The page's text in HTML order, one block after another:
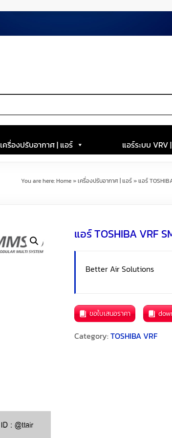
เครื่องปรับอากาศ | แอร์ แอร์ระบบ VRV
You are here:Home»เครื่องปรับอากาศ | แอร์»แอร์
แอร์ TOSHIBA VRF
Better Air Solutions
ขอใบเสนอราคา
Category:TOSHIBA VRF